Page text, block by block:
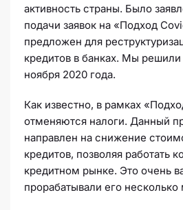
активность страны. Было
подачи заявок на «Подход
предложен для
кредитов в банках. Мы
ноября 2020 года.
Как известно, в рамках
отменяются налоги. Данный
направлен на снижение
кредитов, позволяя работать
кредитном рынке. Это очень
прорабатывали его несколько